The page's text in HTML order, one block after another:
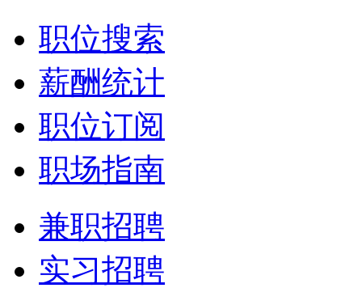
职位搜索
薪酬统计
职位订阅
职场指南
兼职招聘
实习招聘